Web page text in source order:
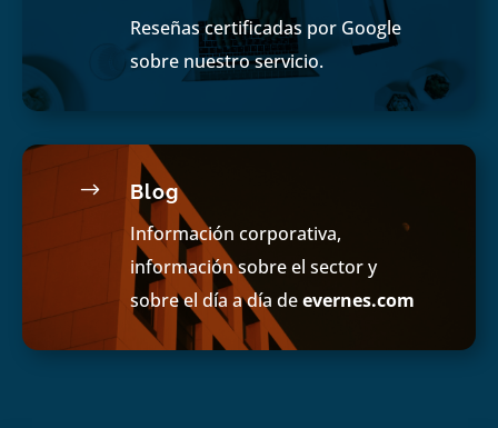
Reseñas certificadas por Google
sobre nuestro servicio.
$ Blog
Información corporativa,
información sobre el sector y
sobre el día a día deevernes.com